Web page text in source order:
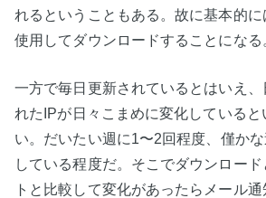
れるということもある。故に基本的
使用してダウンロードすることになる
一方で毎日更新されているとはいえ、
れたIPが日々こまめに変化していると
い。だいたい週に1〜2回程度、僅か
している程度だ。そこでダウンロー
トと比較して変化があったらメール